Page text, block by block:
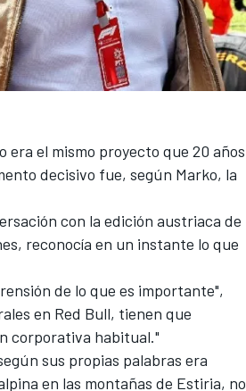
era el mismo proyecto que 20 años
decisivo fue, según Marko, la
con la edición austriaca de
reconocía en un instante lo que
de lo que es importante",
en Red Bull, tienen que
corporativa habitual."
sus propias palabras era
en las montañas de Estiria, no